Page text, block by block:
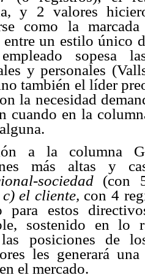
y 2 valores
como la
un estilo único
sopesa
y personales
también el líder
la necesidad
cuando en la
a la columna
más altas y
sociedad (con
el cliente, con 4
para estos
sostenido en lo
posiciones de
les generará
el mercado.